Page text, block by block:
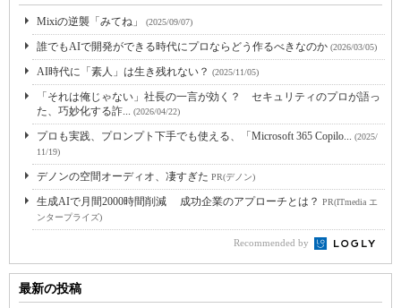
Mixiの逆襲「みてね」 (2025/09/07)
誰でもAIで開発ができる時代にプロならどう作るべきなのか (2026/03/05)
AI時代に「素人」は生き残れない？ (2025/11/05)
「それは俺じゃない」社長の一言が効く？ セキュリティのプロが語っ
た、巧妙化する詐... (2026/04/22)
プロも実践、プロンプト下手でも使える、「Microsoft 365 Copilo... (2025/
11/19)
デノンの空間オーディオ、凄すぎた PR(デノン)
生成AIで月間2000時間削減 成功企業のアプローチとは？ PR(ITmedia エ
ンタープライズ)
Recommended by
最新の投稿